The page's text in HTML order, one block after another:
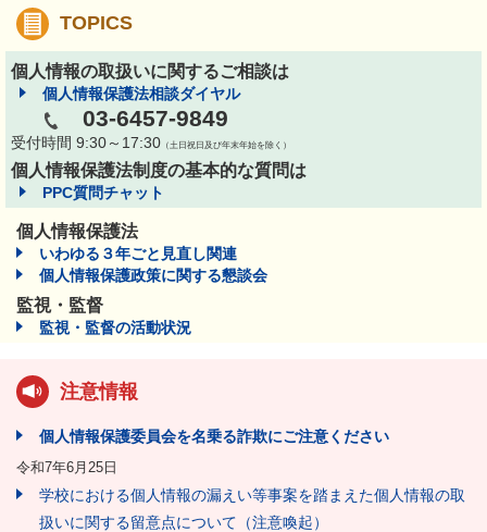
TOPICS
個人情報の取扱いに関するご相談は
個人情報保護法相談ダイヤル
03-6457-9849
受付時間 9:30～17:30 （土日祝日及び年末年始を除く）
個人情報保護法制度の基本的な質問は
PPC質問チャット
個人情報保護法
いわゆる３年ごと見直し関連
個人情報保護政策に関する懇談会
監視・監督
監視・監督の活動状況
注意情報
個人情報保護委員会を名乗る詐欺にご注意ください
令和7年6月25日
学校における個人情報の漏えい等事案を踏まえた個人情報の取
扱いに関する留意点について（注意喚起）